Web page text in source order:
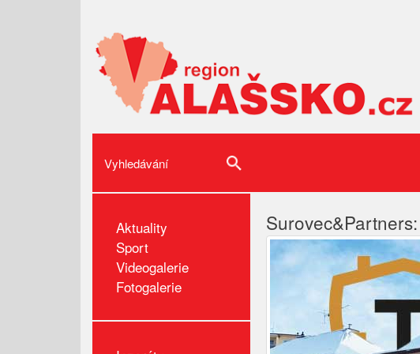
Aktuality
Sport
Videogalerie
Fotogalerie